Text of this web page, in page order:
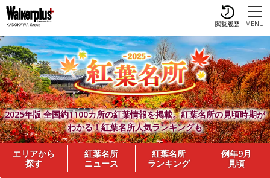
MENU
閲覧履歴
2025年版 全国約1100カ所の紅葉情報を掲載。紅葉名所の見頃時期が
わかる！紅葉名所人気ランキングも
エリアから
探す
紅葉名所
ニュース
紅葉名所
ランキング
例年9月
見頃